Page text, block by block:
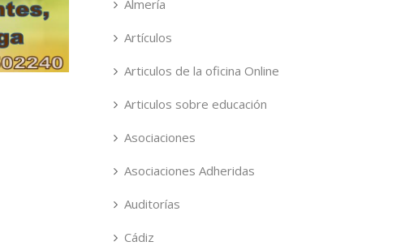
Almería
Artículos
Articulos de la oficina Online
Articulos sobre educación
Asociaciones
Asociaciones Adheridas
Auditorías
Cádiz